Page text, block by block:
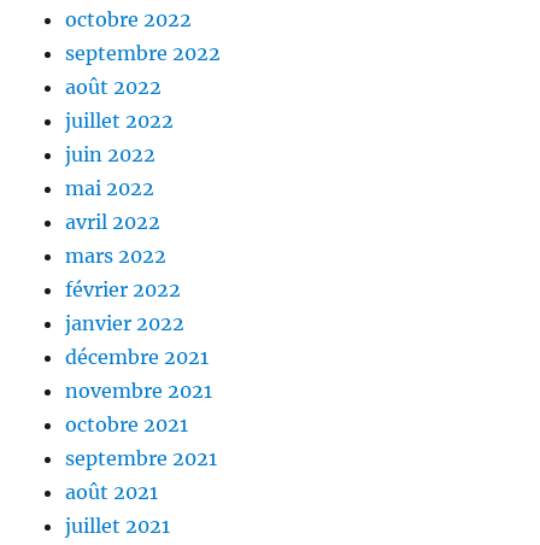
octobre 2022
septembre 2022
août 2022
juillet 2022
juin 2022
mai 2022
avril 2022
mars 2022
février 2022
janvier 2022
décembre 2021
novembre 2021
octobre 2021
septembre 2021
août 2021
juillet 2021